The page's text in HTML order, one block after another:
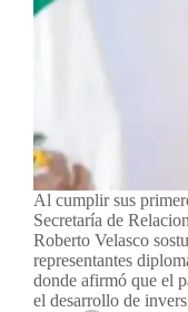
Al cumplir sus
Secretaría de
Roberto Velasco
representantes
donde afirmó que el
el desarrollo de